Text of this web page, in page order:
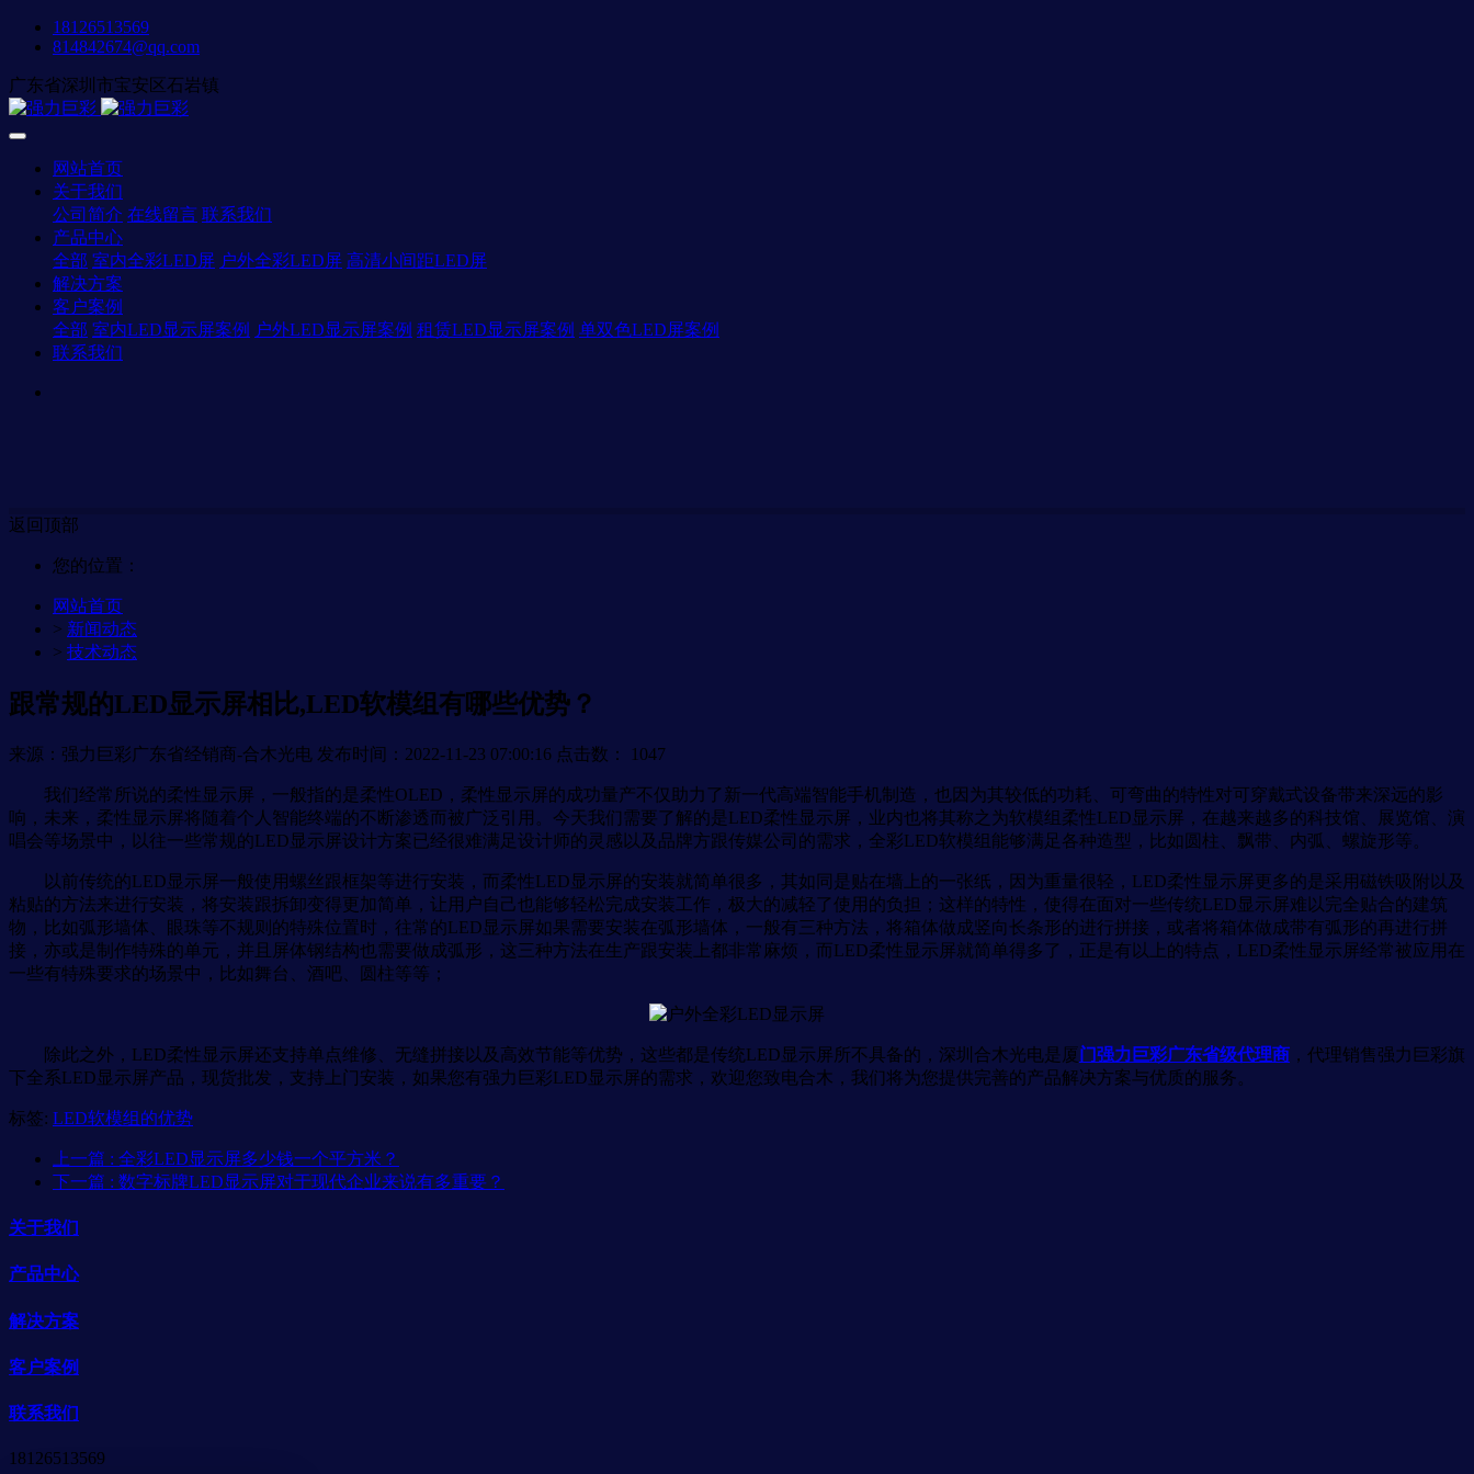
18126513569
814842674@qq.com
广东省深圳市宝安区石岩镇
网站首页
关于我们
公司简介 在线留言 联系我们
产品中心
全部 室内全彩LED屏 户外全彩LED屏 高清小间距LED屏
解决方案
客户案例
全部 室内LED显示屏案例 户外LED显示屏案例 租赁LED显示屏案例 单双色LED屏案例
联系我们
返回顶部
您的位置：
网站首页
> 新闻动态
> 技术动态
跟常规的LED显示屏相比,LED软模组有哪些优势？
来源：强力巨彩广东省经销商-合木光电 发布时间：2022-11-23 07:00:16 点击数： 1047
我们经常所说的柔性显示屏，一般指的是柔性OLED，柔性显示屏的成功量产不仅助力了新一代高端智能手机制造，也因为其较低的功耗、可弯曲的特性对可穿戴式设备带来深远的影
响，未来，柔性显示屏将随着个人智能终端的不断渗透而被广泛引用。今天我们需要了解的是LED柔性显示屏，业内也将其称之为软模组柔性LED显示屏，在越来越多的科技馆、展览馆、演
唱会等场景中，以往一些常规的LED显示屏设计方案已经很难满足设计师的灵感以及品牌方跟传媒公司的需求，全彩LED软模组能够满足各种造型，比如圆柱、飘带、内弧、螺旋形等。
以前传统的LED显示屏一般使用螺丝跟框架等进行安装，而柔性LED显示屏的安装就简单很多，其如同是贴在墙上的一张纸，因为重量很轻，LED柔性显示屏更多的是采用磁铁吸附以及
粘贴的方法来进行安装，将安装跟拆卸变得更加简单，让用户自己也能够轻松完成安装工作，极大的减轻了使用的负担；这样的特性，使得在面对一些传统LED显示屏难以完全贴合的建筑
物，比如弧形墙体、眼珠等不规则的特殊位置时，往常的LED显示屏如果需要安装在弧形墙体，一般有三种方法，将箱体做成竖向长条形的进行拼接，或者将箱体做成带有弧形的再进行拼
接，亦或是制作特殊的单元，并且屏体钢结构也需要做成弧形，这三种方法在生产跟安装上都非常麻烦，而LED柔性显示屏就简单得多了，正是有以上的特点，LED柔性显示屏经常被应用在
一些有特殊要求的场景中，比如舞台、酒吧、圆柱等等；
除此之外，LED柔性显示屏还支持单点维修、无缝拼接以及高效节能等优势，这些都是传统LED显示屏所不具备的，深圳合木光电是厦门强力巨彩广东省级代理商 ，代理销售强力巨彩旗
下全系LED显示屏产品，现货批发，支持上门安装，如果您有强力巨彩LED显示屏的需求，欢迎您致电合木，我们将为您提供完善的产品解决方案与优质的服务。
标签: LED软模组的优势
上一篇 : 全彩LED显示屏多少钱一个平方米？
下一篇 : 数字标牌LED显示屏对于现代企业来说有多重要？
关于我们
产品中心
解决方案
客户案例
联系我们
18126513569